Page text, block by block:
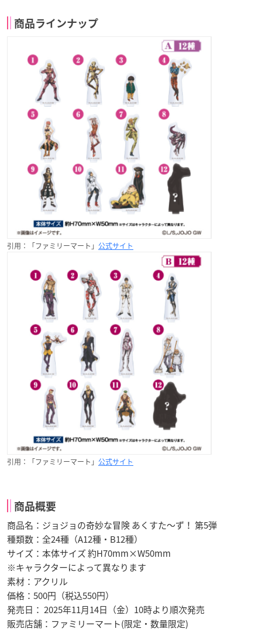
商品ラインナップ
引用：「ファミリーマート」 公式サイト
引用：「ファミリーマート」 公式サイト
商品概要
商品名：ジョジョの奇妙な冒険 あくすた～ず！ 第5弾
種類数：全24種（A12種・B12種）
サイズ：本体サイズ 約H70mm×W50mm
※キャラクターによって異なります
素材：アクリル
価格：500円（税込550円）
発売日： 2025年11月14日（金）10時より順次発売
販売店舗：ファミリーマート(限定・数量限定)